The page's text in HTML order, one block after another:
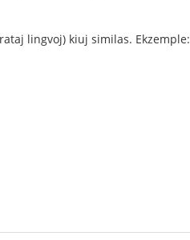
lingvoj) kiuj similas. Ekzemple: